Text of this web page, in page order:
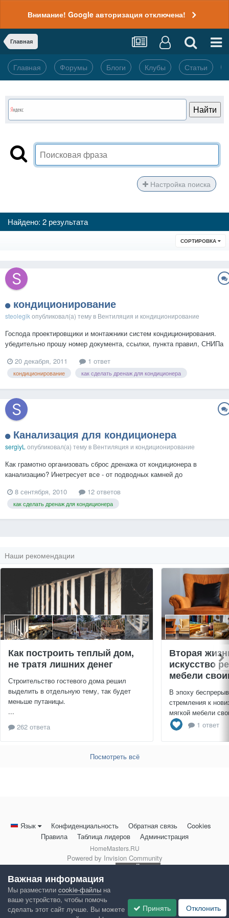
Внимание! Google авторизация отключена!
Главная
Главная Форумы Блоги Клубы Статьи
Настройка поиска
Найдено: 2 результата
СОРТИРОВКА
кондиционирование
steolegikопубликовал(а) тему в Вентиляция и кондиционирование
Господа проектировщики и монтажники систем кондиционирования.
убедительно прошу номер документа, ссылки, пункта правил, СНИПа
от системы кондиционирования в фекальную канализацию К1
разрешается только с гидрозатвором и разрывом струи!...
20 декабря, 2011 1 ответ
кондиционирование как сделать дренаж для кондиционера
Канализация для кондиционера
sergiyL опубликовал(а) тему в Вентиляция и кондиционирование
Как грамотно организовать сброс дренажа от кондиционера в
канализацию? Инетресует все - от подводных камней до
использовать? Может, у кого есть фото из своей практики?...
8 сентября, 2010 12 ответов
как сделать дренаж для кондиционера
Наши рекомендации
Как построить теплый дом,
не тратя лишних денег
Строительство гостевого дома решил
выделить в отдельную тему, так будет
меньше путаницы.
...
262 ответа
Вторая
искусство
мебели
В эпоху
стремления к
мягкой мебели
1 ответ
Посмотреть всё
Язык Конфиденциальность Обратная связь
Cookies
Правила
Таблица лидеров Администрация
HomeMasters.RU
Powered by Invision Community
Важная информация
Мы разместили cookie-файлы на
ваше устройство, чтобы помочь
сделать этот сайт лучше. Вы можете
Принять Отклонить